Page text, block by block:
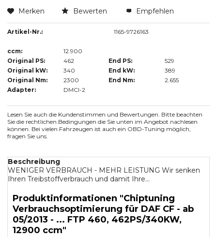
Merken Bewerten Empfehlen
Artikel-Nr.: 1165-9726163
ccm:
12.900
Original PS:
462 End PS:
529
Original kW:
340 End kW:
389
Original Nm:
2300 End Nm:
2.655
Adapter:
DMCI-2
Lesen Sie auch die Kundenstimmen und Bewertungen. Bitte beachten
Sie die rechtlichen Bedingungen die Sie unten im Angebot nachlesen
können. Bei vielen Fahrzeugen ist auch ein OBD-Tuning möglich,
fragen Sie uns.
Beschreibung
WENIGER VERBRAUCH - MEHR LEISTUNG Wir senken
Ihren Treibstoffverbrauch und damit Ihre...
Produktinformationen "Chiptuning
Verbrauchsoptimierung für DAF CF - ab
05/2013 - ... FTP 460, 462PS/340KW,
12900 ccm"